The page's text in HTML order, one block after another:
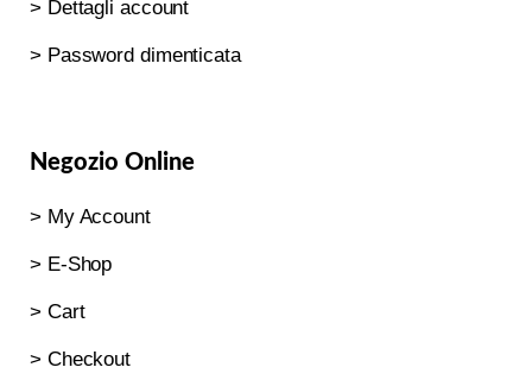
> Dettagli account
> Password dimenticata
Negozio Online
> My Account
> E-Shop
> Cart
> Checkout